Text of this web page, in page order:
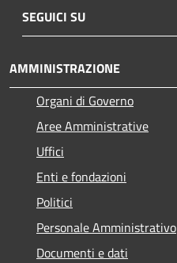
SEGUICI SU
AMMINISTRAZIONE
Organi di Governo
Aree Amministrative
Uffici
Enti e fondazioni
Politici
Personale Amministrativo
Documenti e dati